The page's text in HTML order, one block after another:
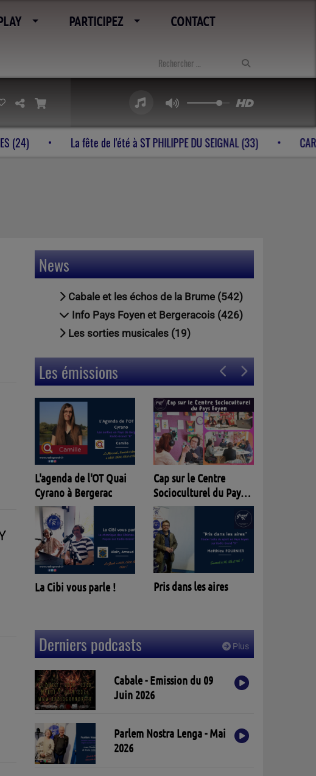
PARTICIPEZ CONTACT
tubes à VELINES (24) La fête de l'été à ST PHILIPPE DU
News
Cabale et les échos de la Brume (542)
Info Pays Foyen et Bergeracois (426)
Les sorties musicales (19)
Les émissions
Cap sur le Centre
Socioculturel du Pays
Foyen
Pris dans les aires
Entracte
Parlèm nostra lenga
Plus
Derniers podcasts
Cabale - Emission du 09
Juin 2026
Parlem Nostra Lenga - Mai
2026